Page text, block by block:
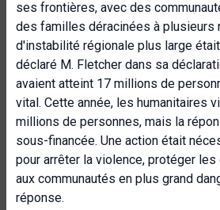
ses frontières, avec des
des familles déracinées à plusieurs
d'instabilité régionale plus large
déclaré M. Fletcher dans sa
avaient atteint 17 millions de
vital. Cette année, les humanitaires
millions de personnes, mais la
sous-financée. Une action était
pour arrêter la violence, protéger
aux communautés en plus grand
réponse.